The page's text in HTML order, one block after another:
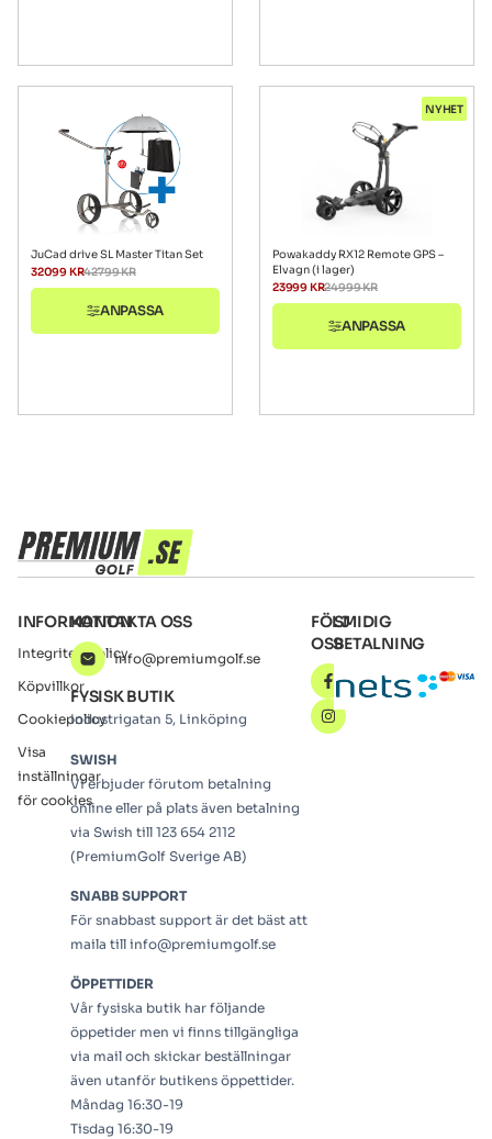
JuCad drive SL Master Titan Set
42799KR
32099 KR
ANPASSA
NYHET
Powakaddy RX12 Remote GPS –
Elvagn (i lager)
24999KR
23999 KR
ANPASSA
INFORMATION
Integritetspolicy
Köpvillkor
Cookiepolicy
Visa
inställningar
för cookies
KONTAKTA OSS
info@premiumgolf.se
FYSISK BUTIK
Industrigatan 5, Linköping
SWISH
Vi erbjuder förutom betalning
online eller på plats även betalning
via Swish till 123 654 2112
(PremiumGolf Sverige AB)
SNABB SUPPORT
För snabbast support är det bäst att
maila till info@premiumgolf.se
ÖPPETTIDER
Vår fysiska butik har följande
öppetider men vi finns tillgängliga
via mail och skickar beställningar
även utanför butikens öppettider.
Måndag 16:30-19
Tisdag 16:30-19
FÖLJ
OSS
SMIDIG
BETALNING